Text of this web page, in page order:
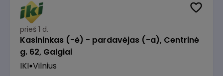
prieš 1 d.
Kasininkas (-ė) - pardavėjas (-a), Centrinė
g. 62, Galgiai
IKI Vilnius